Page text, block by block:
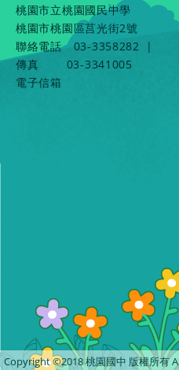
桃園市立桃園國民中學
桃園市桃園區莒光街2號
聯絡電話
03-3358282
|
傳真
03-3341005
電子信箱
Copyright ©2018 桃園國中 版權所有